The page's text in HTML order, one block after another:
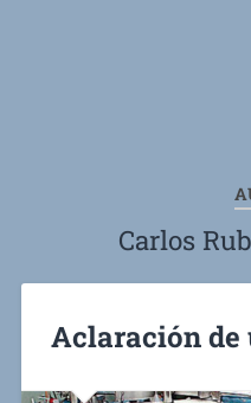
Carlos
Aclaración de